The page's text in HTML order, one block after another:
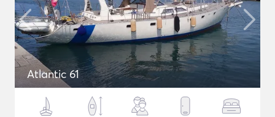
Atlantic 61